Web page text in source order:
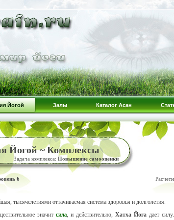
Йогой Залы Каталог Асан
Йогой ~ Комплексы
Задача комплекса: Повышение самооценки
6
тысячелетиями оттачиваемая система здоровья и долголетия.
значит сила, и действительно,Хатха Йога дает